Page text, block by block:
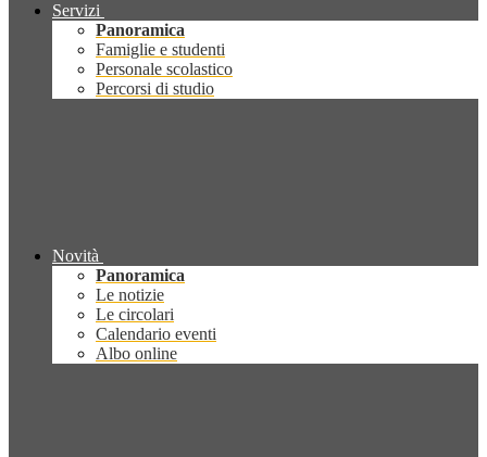
Servizi
Panoramica
Famiglie e studenti
Personale scolastico
Percorsi di studio
Novità
Panoramica
Le notizie
Le circolari
Calendario eventi
Albo online